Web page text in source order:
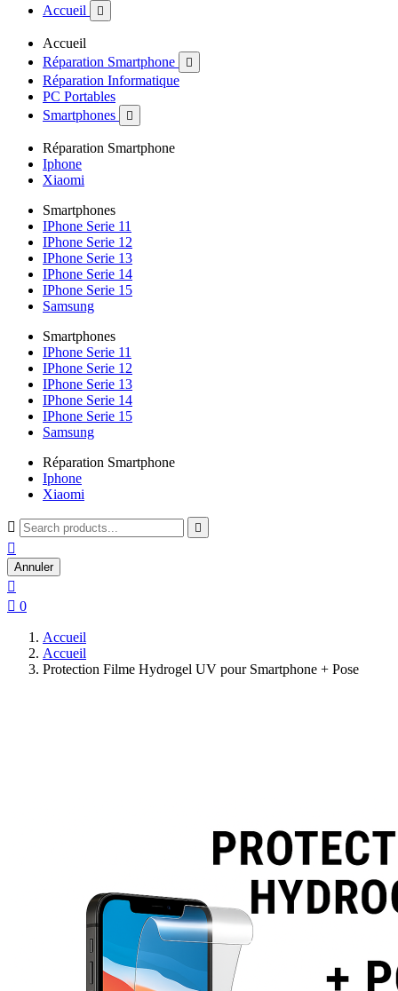
Accueil

Accueil
Réparation Smartphone

Réparation Informatique
PC Portables
Smartphones

Réparation Smartphone
Iphone
Xiaomi
Smartphones
IPhone Serie 11
IPhone Serie 12
IPhone Serie 13
IPhone Serie 14
IPhone Serie 15
Samsung
Smartphones
IPhone Serie 11
IPhone Serie 12
IPhone Serie 13
IPhone Serie 14
IPhone Serie 15
Samsung
Réparation Smartphone
Iphone
Xiaomi
 

Annuler

 0
Accueil
Accueil
Protection Filme Hydrogel UV pour Smartphone + Pose